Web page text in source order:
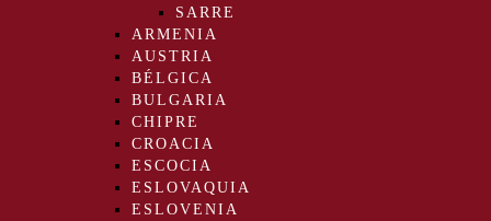
SARRE
ARMENIA
AUSTRIA
BÉLGICA
BULGARIA
CHIPRE
CROACIA
ESCOCIA
ESLOVAQUIA
ESLOVENIA